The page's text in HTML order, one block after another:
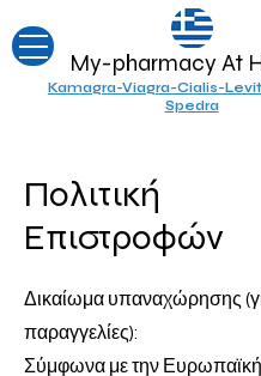
My-pharmacy At
Kamagra-Viagra-Cialis-
Spedra
Πολιτική
Επιστροφών
Δικαίωμα υπαναχώρησης
παραγγελίες):
Σύμφωνα με την Ευρωπαϊκή